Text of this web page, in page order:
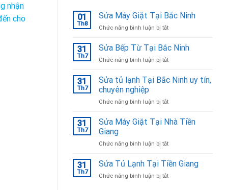
nhận
cho
01
Th8
Sửa Máy Giặt Tại Bắc Ninh
Chức năng bình luận bị tắtở
Máy
Tại
Ninh
31
Th7
Sửa Bếp Từ Tại Bắc Ninh
Chức năng bình luận bị tắtở
Bếp
Bắc
31
Th7
Sửa tủ lạnh Tại Bắc Ninh uy tín,
chuyên nghiệp
Chức năng bình luận bị tắtở
tủ
Bắc
uy
chuyên
31
Th7
Sửa Máy Giặt Tại Nhà Tiền
Giang
Chức năng bình luận bị tắtở
Máy
Giặt
Tại
31
Th7
Sửa Tủ Lạnh Tại Tiền Giang
Chức năng bình luận bị tắtở